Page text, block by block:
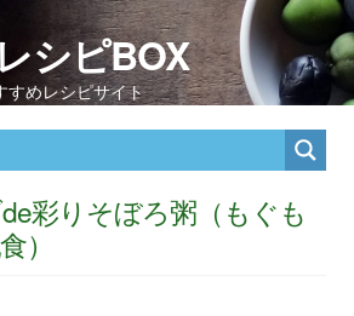
シピBOX
すめレシピサイト
彩りそぼろ粥（もぐも
）